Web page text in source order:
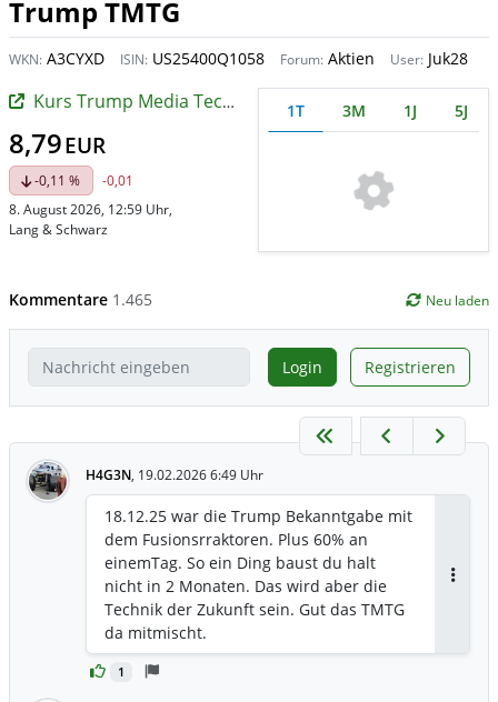
Trump TMTG
WKN: A3CYXD ISIN: US25400Q1058 Forum: Aktien User: Juk28
Kurs Trump Media Technology
8,79EUR
-0,11 %
-0,01
8. August 2026, 12:59 Uhr,
Lang & Schwarz
1T 3M 1J 5J
Kommentare 1.465 Neu laden
Login Registrieren
H4G3N, 19.02.2026 6:49 Uhr
1
18.12.25 war die Trump Bekanntgabe mit
dem Fusionsrraktoren. Plus 60% an
einemTag. So ein Ding baust du halt
nicht in 2 Monaten. Das wird aber die
Technik der Zukunft sein. Gut das TMTG
da mitmischt.